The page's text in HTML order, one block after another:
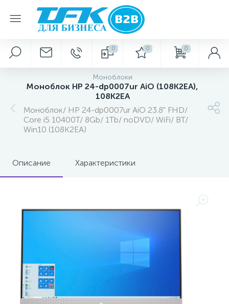
0 0 0
Моноблоки
Моноблок HP 24-dp0007ur AiO (108K2EA),
108K2EA
Моноблок/ HP 24-dp0007ur AiO 23.8" FHD/
Core i5 10400T/ 8Gb/ 1Tb/ noDVD/ WiFi/ BT/
Win10 (108K2EA)
Описание Характеристики